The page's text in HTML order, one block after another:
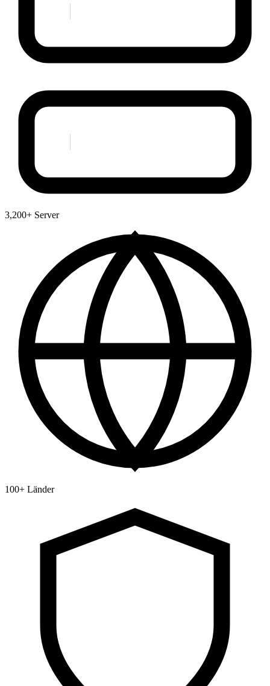
3,200+ Server
100+ Länder